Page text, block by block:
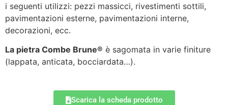
i seguenti utilizzi: pezzi massicci, rivestimenti sottili,
pavimentazioni esterne, pavimentazioni interne,
decorazioni, ecc.
La pietra Combe Brune® è sagomata in varie finiture
(lappata, anticata, bocciardata…).
Scarica la scheda prodotto